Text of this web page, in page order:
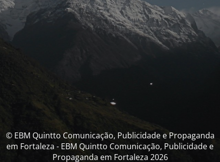
© EBM Quintto Comunicação, Publicidade e Propaganda
em Fortaleza - EBM Quintto Comunicação, Publicidade e
Propaganda em Fortaleza 2026